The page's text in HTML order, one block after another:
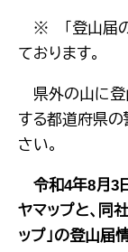
※ 「登山届の
ております。
県外の山に登
する都道府県
さい。
令和4年8月3
ヤマップと、同
ップ」の登山届